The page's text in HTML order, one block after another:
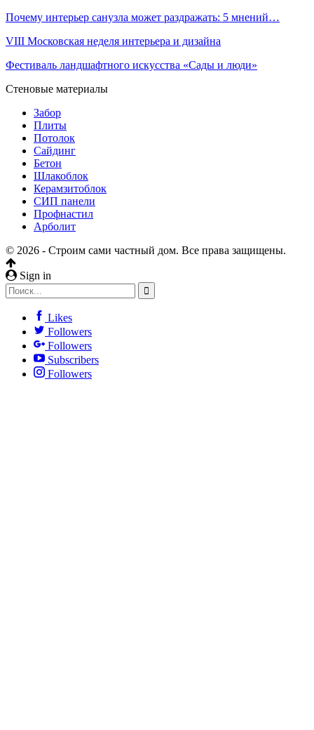
Почему интерьер санузла может раздражать: 5 мнений…
VIII Московская неделя интерьера и дизайна
Фестиваль ландшафтного искусства «Сады и люди»
Стеновые материалы
Забор
Плиты
Потолок
Сайдинг
Бетон
Шлакоблок
Керамзитоблок
СИП панели
Профнастил
Арболит
© 2026 - Строим сами частный дом. Все права защищены.
Sign in
Likes
Followers
Followers
Subscribers
Followers